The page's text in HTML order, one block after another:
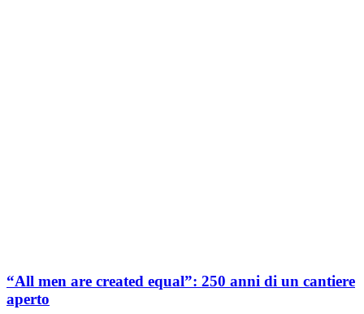
“All men are created equal”: 250 anni di un cantiere
aperto